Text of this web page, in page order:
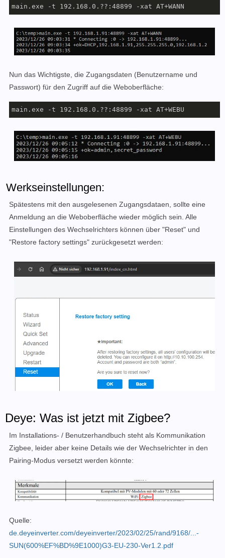
main.exe -t 192.168.0.??:48899 -xat AT+WANN
Nun das Wichtigste, die Zugangsdaten (Benutzername und
Passwort) für den Zugriff auf die Weboberfläche:
main.exe -t 192.168.0.??:48899 -xat AT+WEBU
Werkseinstellungen:
Spätestens mit den ausgelesenen Zugangsdataen, sollte eine
Anmeldung an die Weboberfläche wieder möglich sein. Alle
Einstellungen des Wechselrichters können über "Reset" und
"Restore factory settings" zurückgesetzt werden:
Deye: Was ist jetzt mit Zigbee?
Im Installations- / Benutzerhandbuch steht als Kommunikation
Zigbee, leider aber keine Details wie der Wechselrichter in den
Pairing-Modus versetzt werden könnte:
Quelle:
de.deyeinverter.com/deyeinverter/2023/02/25/rand/9168/...-
SUN(600%EF%BD%9E1000)G3-EU-230-Ver1.2.pdf